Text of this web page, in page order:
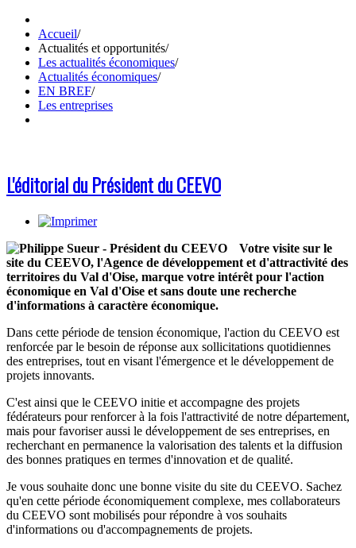
Accueil/
Actualités et opportunités/
Les actualités économiques/
Actualités économiques/
EN BREF/
Les entreprises
L'éditorial du Président du CEEVO
Votre visite sur le
site du CEEVO, l'Agence de développement et d'attractivité des
territoires du Val d'Oise, marque votre intérêt pour l'action
économique en Val d'Oise et sans doute une recherche
d'informations à caractère économique.
Dans cette période de tension économique, l'action du CEEVO est
renforcée par le besoin de réponse aux sollicitations quotidiennes
des entreprises, tout en visant l'émergence et le développement de
projets innovants.
C'est ainsi que le CEEVO initie et accompagne des projets
fédérateurs pour renforcer à la fois l'attractivité de notre département,
mais pour favoriser aussi le développement de ses entreprises, en
recherchant en permanence la valorisation des talents et la diffusion
des bonnes pratiques en termes d'innovation et de qualité.
Je vous souhaite donc une bonne visite du site du CEEVO. Sachez
qu'en cette période économiquement complexe, mes collaborateurs
du CEEVO sont mobilisés pour répondre à vos souhaits
d'informations ou d'accompagnements de projets.